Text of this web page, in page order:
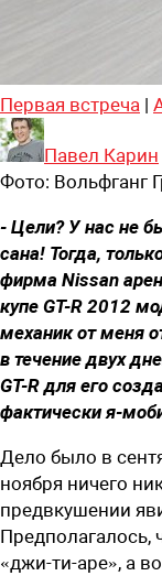
Первая встреча |
Павел Карин
Фото: Вольфганг
- Цели? У нас не
сана! Тогда,
фирма Nissan
купе GT-R 2012
механик от меня
в течение двух
GT-R для его
фактически я-
Дело было в
ноября ничего
предвкушении
Предполагалось,
«джи-ти-аре», а